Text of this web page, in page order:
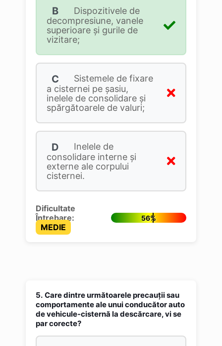
B
Dispozitivele de
decompresiune, vanele
superioare şi gurile de
vizitare;
C
Sistemele de fixare
a cisternei pe şasiu,
inelele de consolidare şi
spărgătoarele de valuri;
D
Inelele de
consolidare interne şi
externe ale corpului
cisternei.
Dificultate
Întrebare:
MEDIE
56%
5. Care dintre următoarele precauții sau
comportamente ale unui conducător auto
de vehicule-cisternă la descărcare, vi se
par corecte?